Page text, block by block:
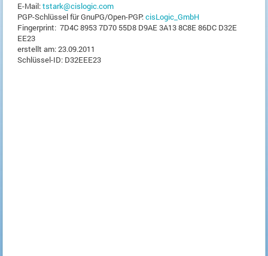
E-Mail:tstark@cislogic.com
PGP-Schlüssel für GnuPG/Open-PGP:cisLogic_GmbH
Fingerprint: 7D4C 8953 7D70 55D8 D9AE 3A13 8C8E 86DC D32E
EE23
erstellt am: 23.09.2011
Schlüssel-ID: D32EEE23